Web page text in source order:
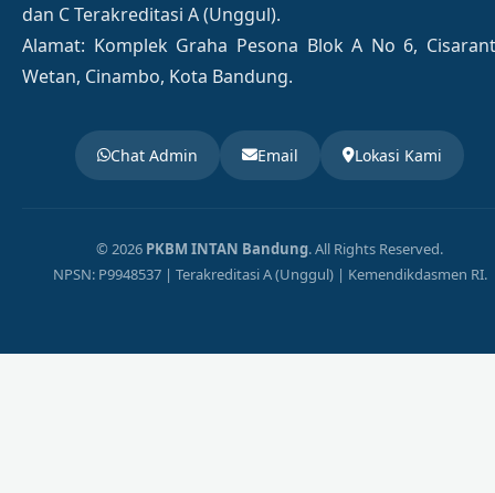
dan C Terakreditasi A (Unggul).
Alamat: Komplek Graha Pesona Blok A No 6,
Wetan, Cinambo, Kota Bandung.
Chat Admin Email Lokasi Kami
© 2026 PKBM INTAN Bandung. All Rights Reserved.
NPSN: P9948537 | Terakreditasi A (Unggul) | Kemendikdasmen RI.